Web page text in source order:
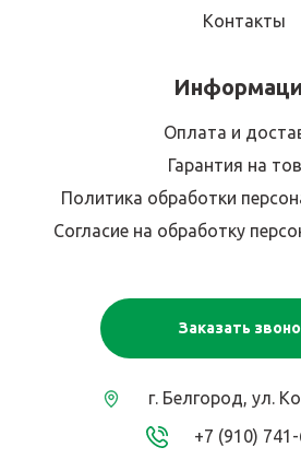
Контакты
Оплата и
Гарантия на
Политика обработки
Согласие на обработку
Заказать
г. Белгород, ул.
+7 (910)